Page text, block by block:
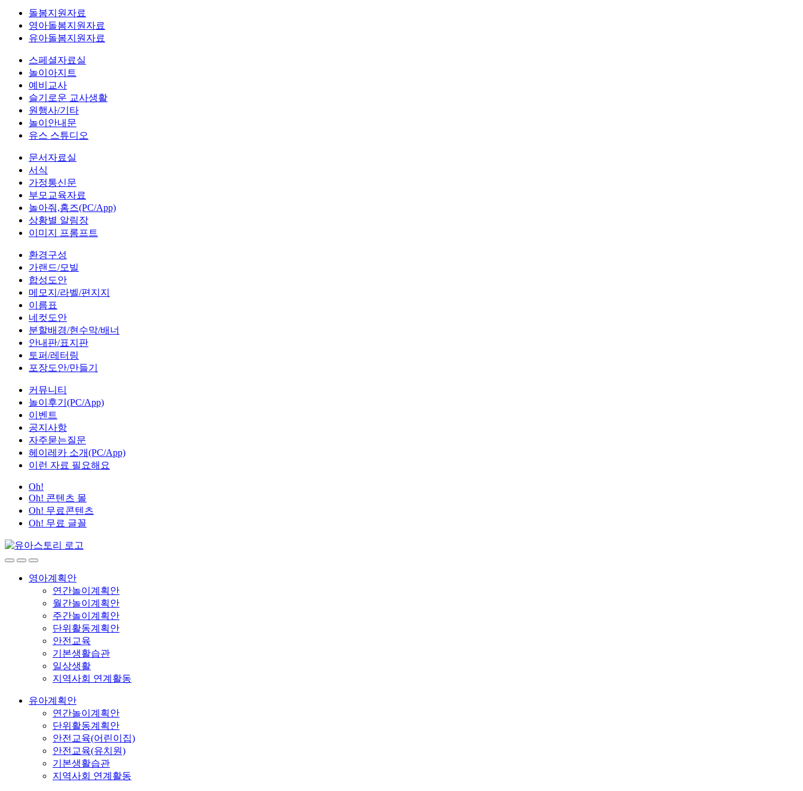
돌봄지원자료
영아돌봄지원자료
유아돌봄지원자료
스페셜자료실
놀이아지트
예비교사
슬기로운 교사생활
원행사/기타
놀이안내문
유스 스튜디오
문서자료실
서식
가정통신문
부모교육자료
놀아줘,홈즈(PC/App)
상황별 알림장
이미지 프롬프트
환경구성
가랜드/모빌
합성도안
메모지/라벨/편지지
이름표
네컷도안
분할배경/현수막/배너
안내판/표지판
토퍼/레터링
포장도안/만들기
커뮤니티
놀이후기(PC/App)
이벤트
공지사항
자주묻는질문
헤이레카 소개(PC/App)
이런 자료 필요해요
Oh!
Oh! 콘텐츠 몰
Oh! 무료콘텐츠
Oh! 무료 글꼴
영아계획안
연간놀이계획안
월간놀이계획안
주간놀이계획안
단위활동계획안
안전교육
기본생활습관
일상생활
지역사회 연계활동
유아계획안
연간놀이계획안
단위활동계획안
안전교육(어린이집)
안전교육(유치원)
기본생활습관
지역사회 연계활동